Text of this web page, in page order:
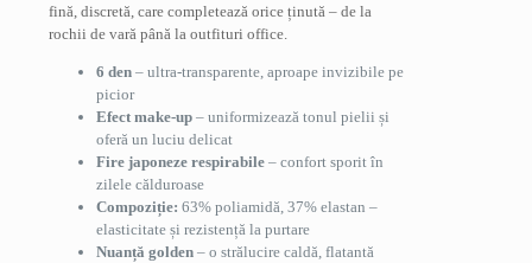
fină, discretă, care completează orice ținută – de la
rochii de vară până la outfituri office.
6 den – ultra-transparente, aproape invizibile pe
picior
Efect make-up – uniformizează tonul pielii și
oferă un luciu delicat
Fire japoneze respirabile – confort sporit în
zilele călduroase
Compoziție: 63% poliamidă, 37% elastan –
elasticitate și rezistență la purtare
Nuanță golden – o strălucire caldă, flatantă